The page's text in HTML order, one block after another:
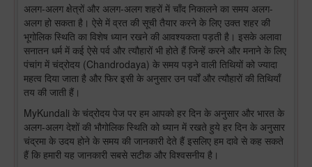
अलग-अलग क्षेत्रों और अलग-अलग शहरों में चाँद निकालने का समय अलग-
अलग हो सकता है। ऐसे में व्रत की सूची तैयार करने के लिए उक्त शहर की
भूगोलिक स्थिति का विशेष ध्यान रखने की आवश्यकता पड़ती है। इसके अलावा
सनातन धर्म में कई ऐसे पर्व और त्यौहारों भी होते हैं जिन्हें करने और मनाने के लिए
पंचांग में चंद्रोदय (Chandrodaya) के समय पड़ने वाली तिथियों को ज्यादा
महत्व दिया जाता है और फिर इसी के अनुसार उन पर्वों और त्यौहारों की तिथियाँ
तय की जाती हैं।
MyKundali के चंद्रोदय पेज पर हम आपको हर दिन के अनुसार और भारत के
अलग-अलग देशों की भौगोलिक स्थिति को ध्यान में रखते हुये हर दिन के अनुसार
चंद्रमा के उदय होने के समय की जानकारी देते हैं इसलिए हम दावे से कह सकते
हैं कि हमारी यह जानकारी सबसे सटीक और विश्वसनीय है।